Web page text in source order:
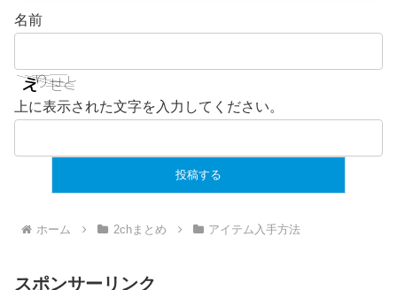
名前
上に表示された文字を入力してください。
ホーム 2chまとめ アイテム入手方法
スポンサーリンク